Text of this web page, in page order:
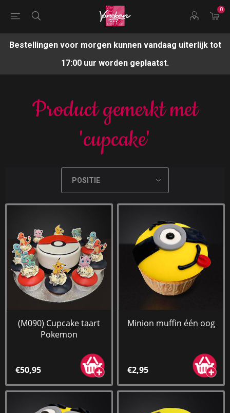
0
Bestellingen voor morgen kunnen vandaag uiterlijk tot
17:00 uur worden geplaatst.
Product gemerkt met
'cupcake'
(M090) Cupcake taart
Pokemon
€50,95
Minion muffin één oog
€2,95